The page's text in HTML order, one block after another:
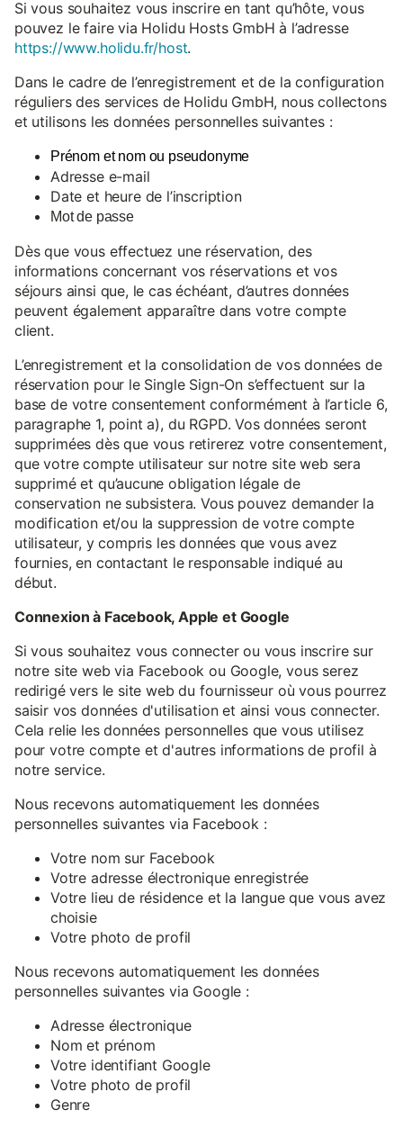
Si vous souhaitez vous inscrire en tant qu’hôte, vous
pouvez le faire via Holidu Hosts GmbH à l’adresse
https://www.holidu.fr/host.
Dans le cadre de l’enregistrement et de la configuration
réguliers des services de Holidu GmbH, nous collectons
et utilisons les données personnelles suivantes :
Prénom et nom ou pseudonyme
Adresse e-mail
Date et heure de l’inscription
Mot de passe
Dès que vous effectuez une réservation, des
informations concernant vos réservations et vos
séjours ainsi que, le cas échéant, d’autres données
peuvent également apparaître dans votre compte
client.
L’enregistrement et la consolidation de vos données de
réservation pour le Single Sign-On s’effectuent sur la
base de votre consentement conformément à l’article 6,
paragraphe 1, point a), du RGPD. Vos données seront
supprimées dès que vous retirerez votre consentement,
que votre compte utilisateur sur notre site web sera
supprimé et qu’aucune obligation légale de
conservation ne subsistera. Vous pouvez demander la
modification et/ou la suppression de votre compte
utilisateur, y compris les données que vous avez
fournies, en contactant le responsable indiqué au
début.
Connexion à Facebook, Apple et Google
Si vous souhaitez vous connecter ou vous inscrire sur
notre site web via Facebook ou Google, vous serez
redirigé vers le site web du fournisseur où vous pourrez
saisir vos données d'utilisation et ainsi vous connecter.
Cela relie les données personnelles que vous utilisez
pour votre compte et d'autres informations de profil à
notre service.
Nous recevons automatiquement les données
personnelles suivantes via Facebook :
Votre nom sur Facebook
Votre adresse électronique enregistrée
Votre lieu de résidence et la langue que vous avez
choisie
Votre photo de profil
Nous recevons automatiquement les données
personnelles suivantes via Google :
Adresse électronique
Nom et prénom
Votre identifiant Google
Votre photo de profil
Genre